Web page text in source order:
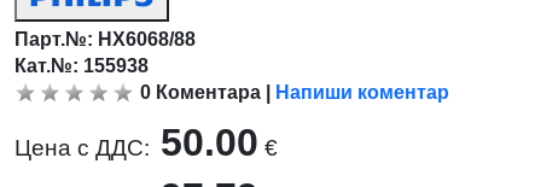
Парт.№: HX6068/88
Кат.№: 155938
0 Коментара Напиши коментар
Цена с ДДС: 50.00 €